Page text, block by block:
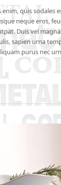
quis sodales
neque eros,
Duis vel
sapien urna
purus nec